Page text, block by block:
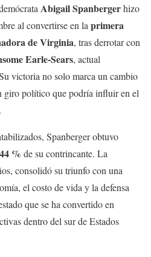
Abigail Spanbergerhizo
al convertirse en la primera
de Virginia, tras derrotar con
Earle-Sears, actual
victoria no solo marca un cambio
giro político que podría influir en el
Spanberger obtuvo
44 % de su contrincante. La
consolidó su triunfo con una
el costo de vida y la defensa
que se ha convertido en
dentro del sur de Estados